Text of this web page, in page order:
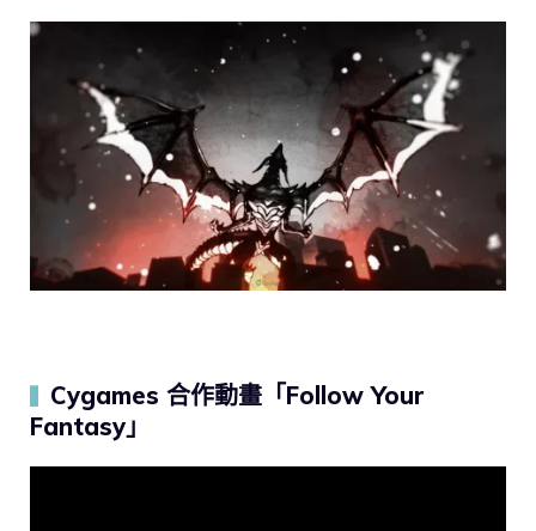
Cygames 合作動畫「Follow Your
Fantasy」